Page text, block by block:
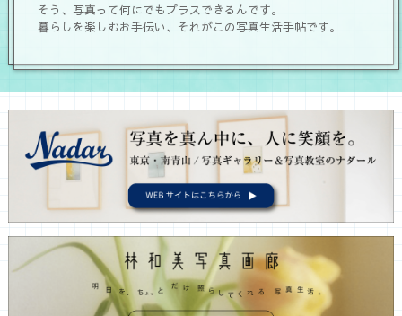
そう、写真って何にでもプラスできるんです。
暮らしを楽しむお手伝い、それがこの写真生活手帖です。